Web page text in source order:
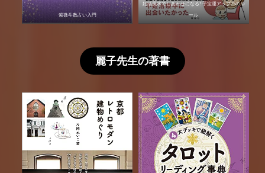
紫微斗数占い入門
妊活風水でしあわせになる! 子宝運アップ25のル
ール
麗子先生の著書